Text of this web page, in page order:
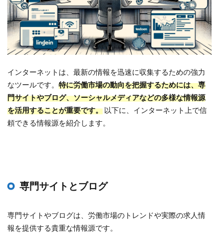
インターネットは、最新の情報を迅速に収集するための強力
なツールです。 特に労働市場の動向を把握するためには、専
門サイトやブログ、ソーシャルメディアなどの多様な情報源
を活用することが重要です。 以下に、インターネット上で信
頼できる情報源を紹介します。
専門サイトとブログ
専門サイトやブログは、労働市場のトレンドや実際の求人情
報を提供する貴重な情報源です。